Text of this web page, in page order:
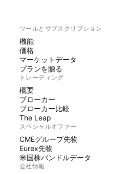
ツールとサブスクリプション
機能
価格
マーケットデータ
プランを贈る
トレーディング
概要
ブローカー
ブローカー比較
The Leap
スペシャルオファー
CMEグループ先物
Eurex先物
米国株バンドルデータ
会社情報